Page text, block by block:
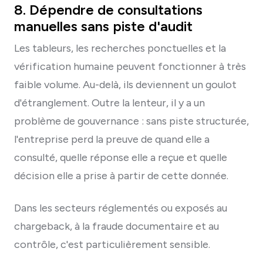
8. Dépendre de consultations
manuelles sans piste d'audit
Les tableurs, les recherches ponctuelles et la
vérification humaine peuvent fonctionner à très
faible volume. Au-delà, ils deviennent un goulot
d'étranglement. Outre la lenteur, il y a un
problème de gouvernance : sans piste structurée,
l'entreprise perd la preuve de quand elle a
consulté, quelle réponse elle a reçue et quelle
décision elle a prise à partir de cette donnée.
Dans les secteurs réglementés ou exposés au
chargeback, à la fraude documentaire et au
contrôle, c'est particulièrement sensible.